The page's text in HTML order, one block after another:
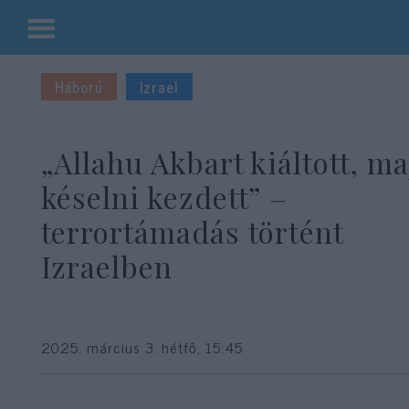
Kilépés
tartalomba
Háború Izrael
„Allahu Akbart kiáltott,
késelni kezdett” –
terrortámadás történt
Izraelben
2025. március 3. hétfő, 15:45